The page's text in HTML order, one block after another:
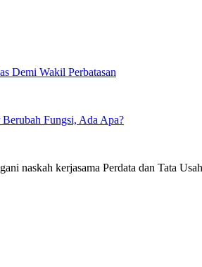
Demi Wakil Perbatasan
Fungsi, Ada Apa?